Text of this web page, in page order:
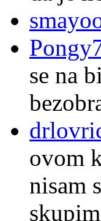
se na
ovom
nisam